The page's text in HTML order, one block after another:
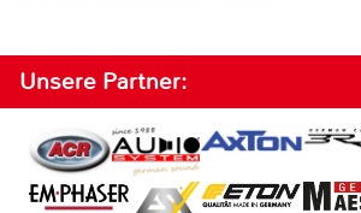
Unsere Partner: